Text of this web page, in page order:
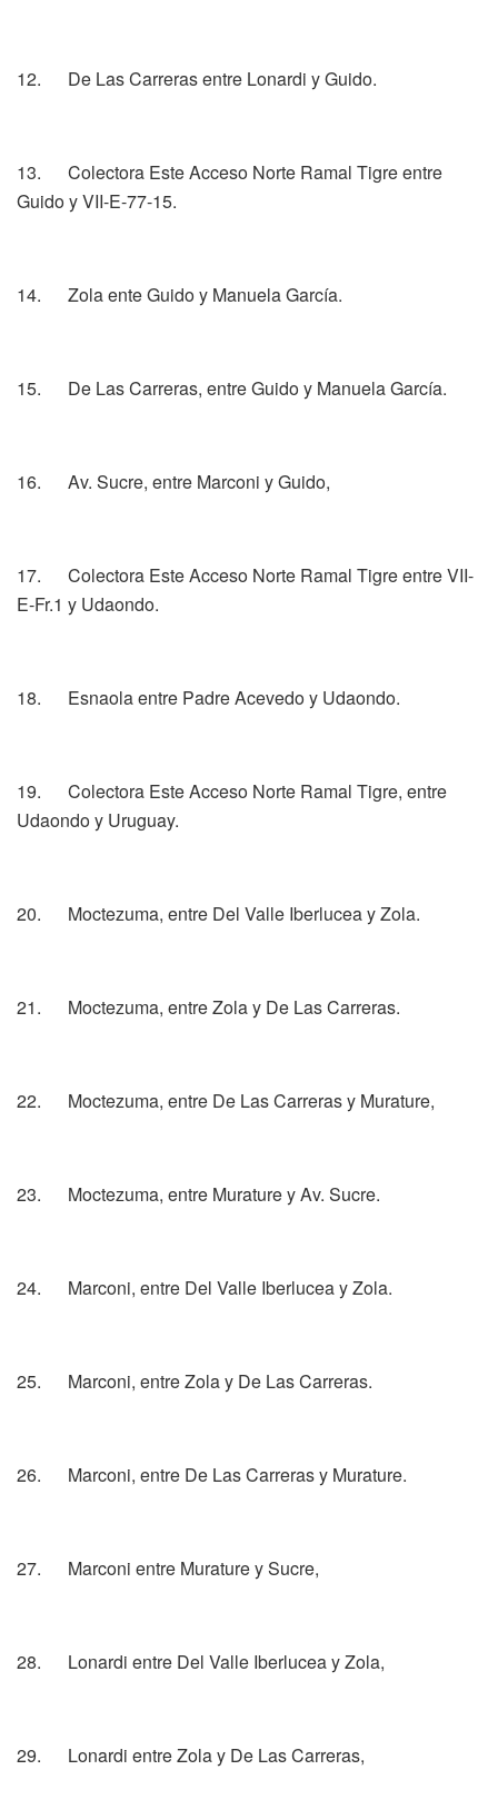
12. De Las Carreras entre Lonardi y Guido.
13. Colectora Este Acceso Norte Ramal Tigre entre
Guido y VII-E-77-15.
14. Zola ente Guido y Manuela García.
15. De Las Carreras, entre Guido y Manuela García.
16. Av. Sucre, entre Marconi y Guido,
17. Colectora Este Acceso Norte Ramal Tigre entre VII-
E-Fr.1 y Udaondo.
18. Esnaola entre Padre Acevedo y Udaondo.
19. Colectora Este Acceso Norte Ramal Tigre, entre
Udaondo y Uruguay.
20. Moctezuma, entre Del Valle Iberlucea y Zola.
21. Moctezuma, entre Zola y De Las Carreras.
22. Moctezuma, entre De Las Carreras y Murature,
23. Moctezuma, entre Murature y Av. Sucre.
24. Marconi, entre Del Valle Iberlucea y Zola.
25. Marconi, entre Zola y De Las Carreras.
26. Marconi, entre De Las Carreras y Murature.
27. Marconi entre Murature y Sucre,
28. Lonardi entre Del Valle Iberlucea y Zola,
29. Lonardi entre Zola y De Las Carreras,